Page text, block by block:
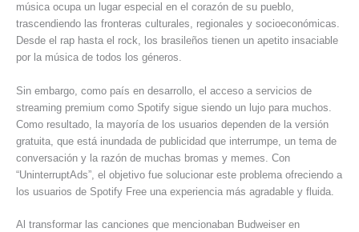
música ocupa un lugar especial en el corazón de su pueblo,
trascendiendo las fronteras culturales, regionales y socioeconómicas.
Desde el rap hasta el rock, los brasileños tienen un apetito insaciable
por la música de todos los géneros.
Sin embargo, como país en desarrollo, el acceso a servicios de
streaming premium como Spotify sigue siendo un lujo para muchos.
Como resultado, la mayoría de los usuarios dependen de la versión
gratuita, que está inundada de publicidad que interrumpe, un tema de
conversación y la razón de muchas bromas y memes. Con
“UninterruptAds”, el objetivo fue solucionar este problema ofreciendo a
los usuarios de Spotify Free una experiencia más agradable y fluida.
Al transformar las canciones que mencionaban Budweiser en